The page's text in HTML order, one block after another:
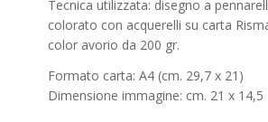
Tecnica utilizzata: disegno a
colorato con acquerelli su carta
color avorio da 200 gr.
Formato carta: A4 (cm. 29,7 x 21)
Dimensione immagine: cm. 21 x 14,5